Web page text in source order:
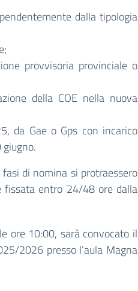
dalla tipologia
provvisoria provinciale o
della COE nella nuova
da Gae o Gps con incarico
di nomina si protraessero
entro 24/48 ore dalla
ore 10:00, sarà convocato il
2026 presso l’aula Magna